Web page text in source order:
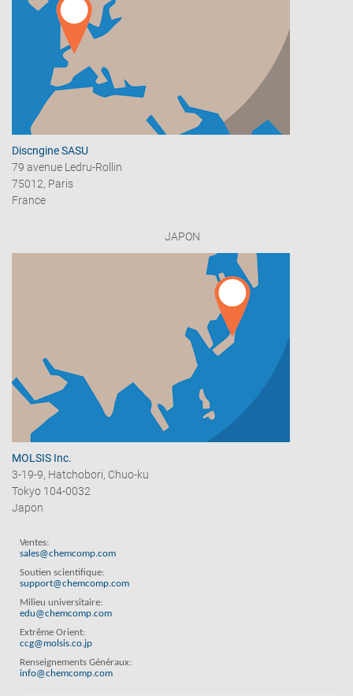
Discngine SASU
79 avenue Ledru-Rollin
75012, Paris
France
JAPON
MOLSIS Inc.
3-19-9, Hatchobori, Chuo-ku
Tokyo 104-0032
Japon
Ventes:
sales@chemcomp.com
Soutien scientifique:
support@chemcomp.com
Milieu universitaire:
edu@chemcomp.com
Extrême Orient:
ccg@molsis.co.jp
Renseignements Généraux:
info@chemcomp.com